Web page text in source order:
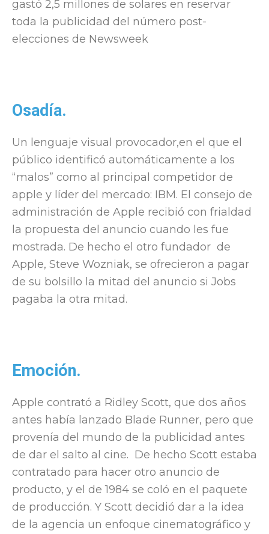
gastó 2,5 millones de solares en reservar
toda la publicidad del número post-
elecciones de Newsweek
Osadía.
Un lenguaje visual provocador,en el que el
público identificó automáticamente a los
“malos” como al principal competidor de
apple y líder del mercado: IBM. El consejo de
administración de Apple recibió con frialdad
la propuesta del anuncio cuando les fue
mostrada. De hecho el otro fundador de
Apple, Steve Wozniak, se ofrecieron a pagar
de su bolsillo la mitad del anuncio si Jobs
pagaba la otra mitad.
Emoción.
Apple contrató a Ridley Scott, que dos años
antes había lanzado Blade Runner, pero que
provenía del mundo de la publicidad antes
de dar el salto al cine. De hecho Scott estaba
contratado para hacer otro anuncio de
producto, y el de 1984 se coló en el paquete
de producción. Y Scott decidió dar a la idea
de la agencia un enfoque cinematográfico y